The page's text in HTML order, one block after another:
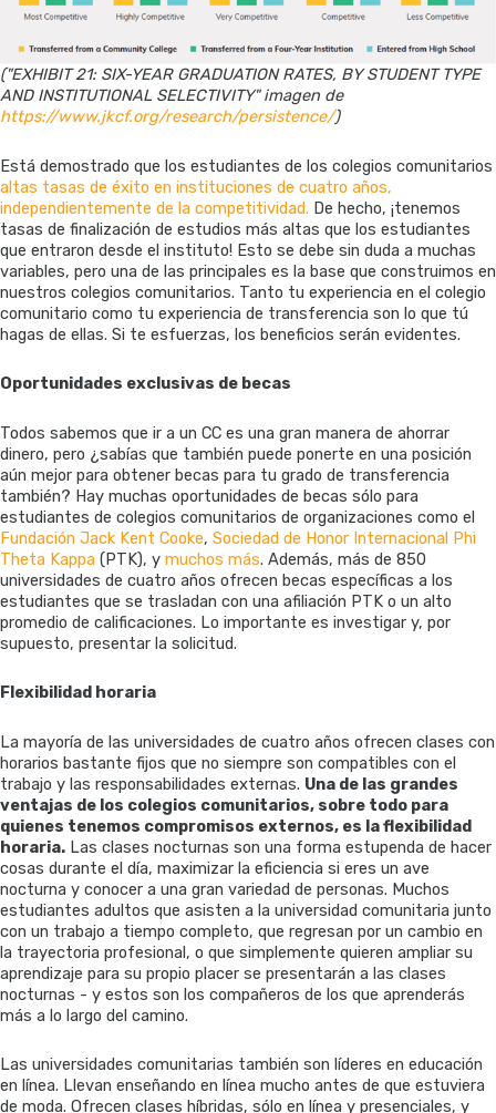
("EXHIBIT 21: SIX-YEAR GRADUATION RATES, BY STUDENT TYPE
AND INSTITUTIONAL SELECTIVITY" imagen de
https://www.jkcf.org/research/persistence/)
Está demostrado que los estudiantes de los colegios comunitarios
altas tasas de éxito en instituciones de cuatro años,
independientemente de la competitividad. De hecho, ¡tenemos
tasas de finalización de estudios más altas que los estudiantes
que entraron desde el instituto! Esto se debe sin duda a muchas
variables, pero una de las principales es la base que construimos en
nuestros colegios comunitarios. Tanto tu experiencia en el colegio
comunitario como tu experiencia de transferencia son lo que tú
hagas de ellas. Si te esfuerzas, los beneficios serán evidentes.
Oportunidades exclusivas de becas
Todos sabemos que ir a un CC es una gran manera de ahorrar
dinero, pero ¿sabías que también puede ponerte en una posición
aún mejor para obtener becas para tu grado de transferencia
también? Hay muchas oportunidades de becas sólo para
estudiantes de colegios comunitarios de organizaciones como el
Fundación Jack Kent Cooke, Sociedad de Honor Internacional Phi
Theta Kappa (PTK), y muchos más. Además, más de 850
universidades de cuatro años ofrecen becas específicas a los
estudiantes que se trasladan con una afiliación PTK o un alto
promedio de calificaciones. Lo importante es investigar y, por
supuesto, presentar la solicitud.
Flexibilidad horaria
La mayoría de las universidades de cuatro años ofrecen clases con
horarios bastante fijos que no siempre son compatibles con el
trabajo y las responsabilidades externas. Una de las grandes
ventajas de los colegios comunitarios, sobre todo para
quienes tenemos compromisos externos, es la flexibilidad
horaria. Las clases nocturnas son una forma estupenda de hacer
cosas durante el día, maximizar la eficiencia si eres un ave
nocturna y conocer a una gran variedad de personas. Muchos
estudiantes adultos que asisten a la universidad comunitaria junto
con un trabajo a tiempo completo, que regresan por un cambio en
la trayectoria profesional, o que simplemente quieren ampliar su
aprendizaje para su propio placer se presentarán a las clases
nocturnas - y estos son los compañeros de los que aprenderás
más a lo largo del camino.
Las universidades comunitarias también son líderes en educación
en línea. Llevan enseñando en línea mucho antes de que estuviera
de moda. Ofrecen clases híbridas, sólo en línea y presenciales, y